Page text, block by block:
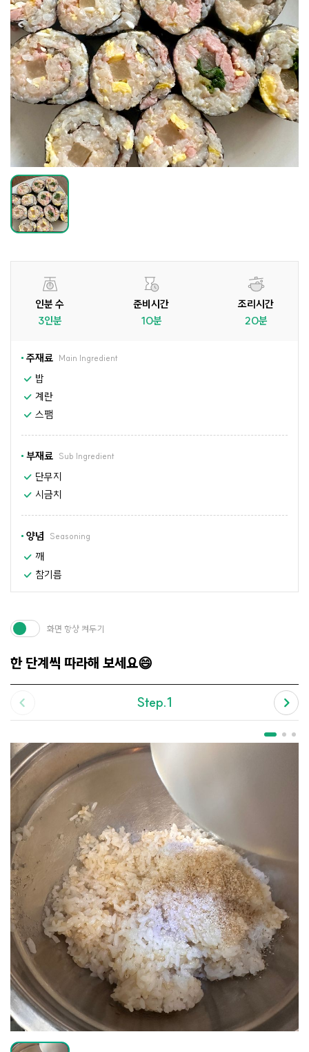
인분 수
3인분
준비시간
10분
조리시간
20분
주재료 Main Ingredient
밥
계란
스팸
부재료 Sub Ingredient
단무지
시금치
양념 Seasoning
깨
참기름
한 단계씩 따라해 보세요😄
화면 항상 켜두기
Step.1